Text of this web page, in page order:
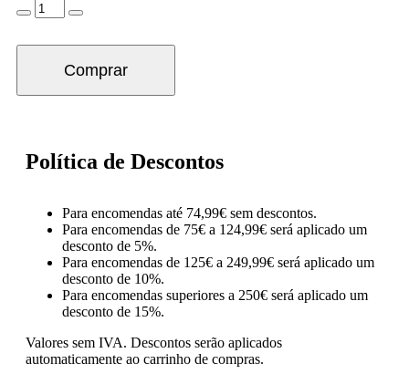
Comprar
Política de Descontos
Para encomendas até 74,99€ sem descontos.
Para encomendas de 75€ a 124,99€ será aplicado um
desconto de 5%.
Para encomendas de 125€ a 249,99€ será aplicado um
desconto de 10%.
Para encomendas superiores a 250€ será aplicado um
desconto de 15%.
Valores sem IVA. Descontos serão aplicados
automaticamente ao carrinho de compras.